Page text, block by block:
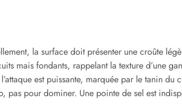
la surface doit présenter une croûte
mais fondants, rappelant la texture d’une
est puissante, marquée par le tanin
pas pour dominer. Une pointe de sel est